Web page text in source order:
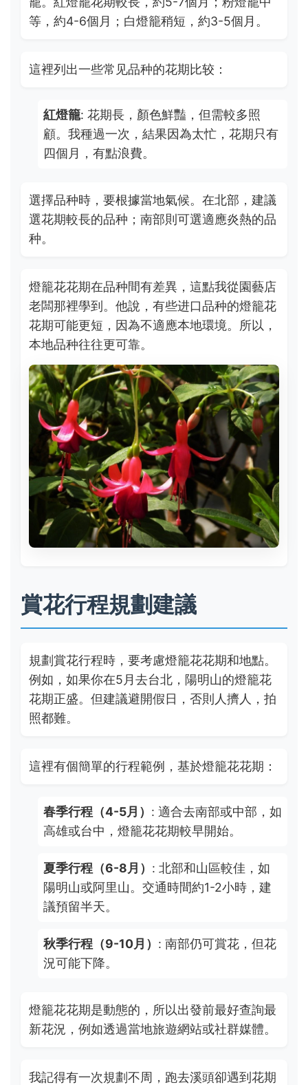
等，約4-6個月；白燈籠稍短，約3-5個月。
這裡列出一些常见品种的花期比较：
紅燈籠: 花期長，顏色鮮豔，但需較多照
顧。我種過一次，結果因為太忙，花期只有
四個月，有點浪費。
選擇品种時，要根據當地氣候。在北部，建議
選花期較長的品种；南部則可選適應炎熱的品
种。
燈籠花花期在品种間有差異，這點我從園藝店
老闆那裡學到。他說，有些进口品种的燈籠花
花期可能更短，因為不適應本地環境。所以，
本地品种往往更可靠。
賞花行程規劃建議
規劃賞花行程時，要考慮燈籠花花期和地點。
例如，如果你在5月去台北，陽明山的燈籠花
花期正盛。但建議避開假日，否則人擠人，拍
照都難。
這裡有個簡單的行程範例，基於燈籠花花期：
春季行程（4-5月） : 適合去南部或中部，如
高雄或台中，燈籠花花期較早開始。
夏季行程（6-8月） : 北部和山區較佳，如
陽明山或阿里山。交通時間約1-2小時，建
議預留半天。
秋季行程（9-10月） : 南部仍可賞花，但花
況可能下降。
燈籠花花期是動態的，所以出發前最好查詢最
新花況，例如透過當地旅遊網站或社群媒體。
我記得有一次規劃不周，跑去溪頭卻遇到花期